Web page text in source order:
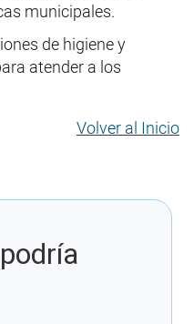
municipales.
de higiene y
atender a los
Volver al Inicio